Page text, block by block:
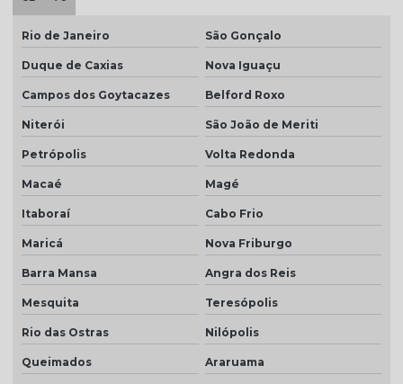
Telha cinza grafite
Telha cinza pérola
Telha cinza preço
Telha colonial bege preço
Telha colonial esmaltada cinza
Telha colonial esmaltada dupla face
Telha colonial esmaltada preço
Telha colonial marfim
Telha colonial natural
Rio de Janeiro São Gonçalo
Duque de Caxias Nova Iguaçu
Campos dos Goytacazes Belford Roxo
Niterói São João de Meriti
Petrópolis Volta Redonda
Macaé Magé
Itaboraí Cabo Frio
Maricá Nova Friburgo
Barra Mansa Angra dos Reis
Mesquita Teresópolis
Rio das Ostras Nilópolis
Queimados Araruama